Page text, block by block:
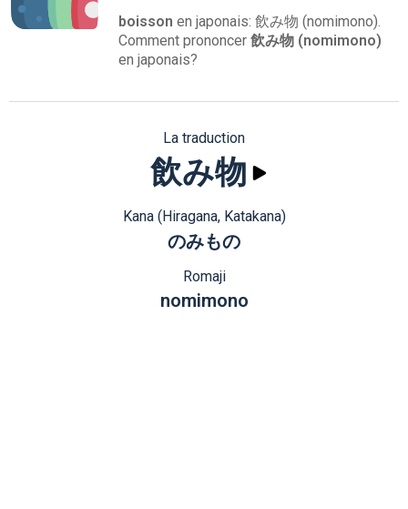
boisson en japonais: 飲み物 (nomimono).
Comment prononcer 飲み物 (nomimono)
en japonais?
La traduction
飲み物
Kana (Hiragana, Katakana)
のみもの
Romaji
nomimono